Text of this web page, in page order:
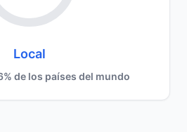
Local
de los países del mundo